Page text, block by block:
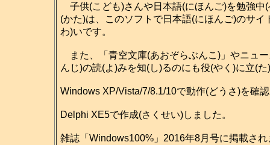
子供(こども)さんや日本語(にほんご)を勉強中
(かた)は、このソフトで日本語(にほんご)のサ
わ)いです。
また、「青空文庫(あおぞらぶんこ)」やニュ
んじ)の読(よ)みを知(し)るのにも役(やく)に立(
Windows XP/Vista/7/8.1/10で動作(どうさ)を確
Delphi XE5で作成(さくせい)しました。
雑誌「Windows100%」2016年8月号に掲載され